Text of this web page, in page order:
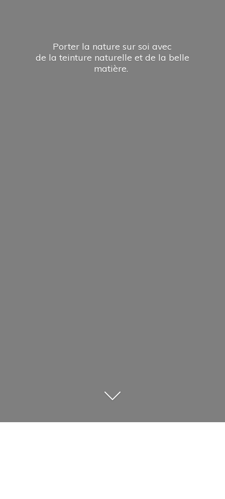
Porter la nature sur soi avec
de la teinture naturelle et de la belle
matière.